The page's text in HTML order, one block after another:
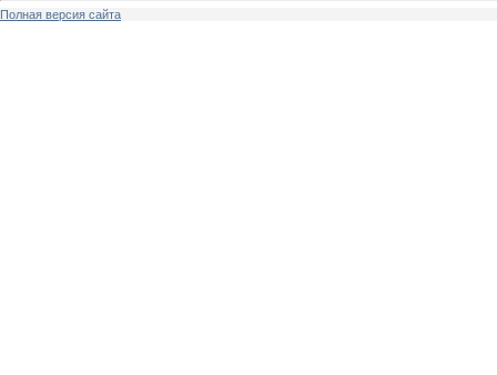
Полная версия сайта